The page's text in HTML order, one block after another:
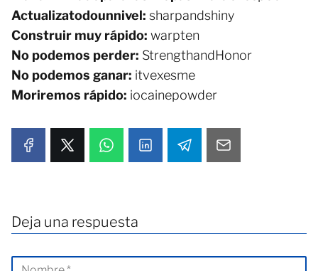
Actualizatodounnivel: sharpandshiny
Construir muy rápido: warpten
No podemos perder: StrengthandHonor
No podemos ganar: itvexesme
Moriremos rápido: iocainepowder
Deja una respuesta